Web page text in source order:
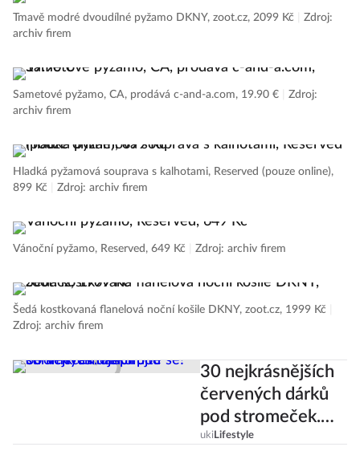
Tmavě modré dvoudílné pyžamo DKNY, zoot.cz, 2099 Kč
Zdroj:
archiv firem
Sametové pyžamo, CA, prodává c-and-a.com, 19.90 €
Zdroj:
archiv firem
Hladká pyžamová souprava s kalhotami, Reserved (pouze online),
899 Kč
Zdroj: archiv firem
Vánoční pyžamo, Reserved, 649 Kč Zdroj: archiv firem
Šedá kostkovaná flanelová noční košile DKNY, zoot.cz, 1999 Kč
Zdroj: archiv firem
30 nejkrásnějších
červených dárků
pod stromeček.
Inspirujte se!
ukiLifestyle